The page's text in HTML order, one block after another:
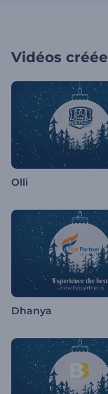
Vidéos
Olli
Dhanya